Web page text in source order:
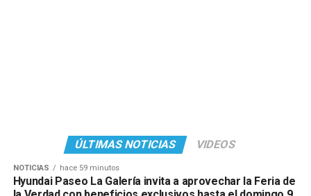
ÚLTIMAS NOTICIAS VIDEOS
NOTICIAS hace 59 minutos
Hyundai Paseo La Galería invita a aprovechar la Feria de